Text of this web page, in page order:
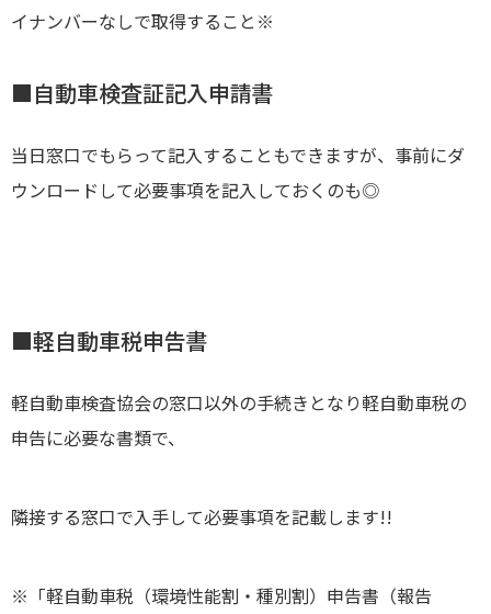
イナンバーなしで取得すること※
■自動車検査証記入申請書
当日窓口でもらって記入することもできますが、事前にダ
ウンロードして必要事項を記入しておくのも◎
■軽自動車税申告書
軽自動車検査協会の窓口以外の手続きとなり軽自動車税の
申告に必要な書類で、
隣接する窓口で入手して必要事項を記載します!!
※「軽自動車税（環境性能割・種別割）申告書（報告